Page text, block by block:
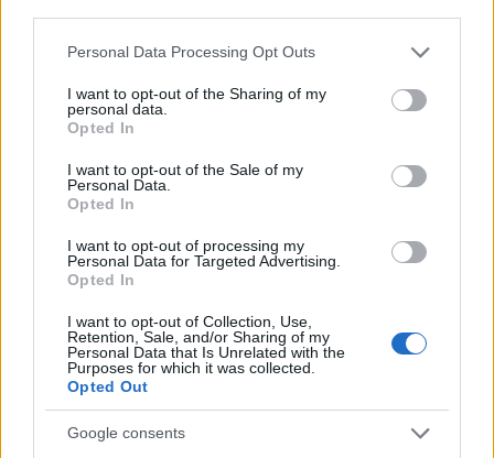
Please note that this website/app uses one or more Google
not limited to your visit or usage behaviour. You may click to
grant or deny consent to Google and its third-party tags to
use your data for below specified purposes in below Google
consent section.
Personal Data Processing Opt Outs
I want to opt-out of the Sharing of my
personal data.
Opted In
I want to opt-out of the Sale of my
Personal Data.
Opted In
I want to opt-out of processing my
Personal Data for Targeted Advertising.
Opted In
I want to opt-out of Collection, Use,
Retention, Sale, and/or Sharing of my
Personal Data that Is Unrelated with the
Purposes for which it was collected.
Opted Out
Google consents
Clear filters
Δεν υπάρχει καμία αξιολόγηση ακόμη.
Κάνετε την πρώτη αξιολόγηση για το προϊόν: “Η ΓΙΔΑ”
Η ηλ. διεύθυνση σας δεν δημοσιεύεται. Τα υποχρεωτικά πεδία
σημειώνονται με
Η αξιολόγησή σας